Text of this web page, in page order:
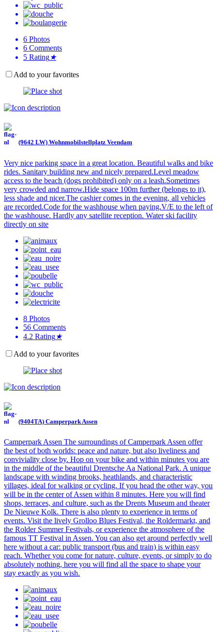
6 Photos
6 Comments
5 Rating★
Add to your favorites
(9642 LW) Wohnmobilstellplatz Veendam
Very nice parking space in a great location. Beautiful walks and bike
rides. Sanitary building new and nicely prepared.Level meadow
access to the beach (dogs prohibited) only on a leash.Sometimes
very crowded and narrow.Hide space 100m further (belongs to it),
less shade and nicer.The cashier comes in the evening, all vehicles
are recorded.Code for the washhouse when paying.V/E to the left of
the washhouse. Hardly any satellite reception. Water ski facility
directly on site
8 Photos
56 Comments
4.2 Rating★
Add to your favorites
(9404TA) Camperpark Assen
Camperpark Assen The surroundings of Camperpark Assen offer
the best of both worlds: peace and nature, but also liveliness and
conviviality close by. Hop on your bike and within minutes you are
in the middle of the beautiful Drentsche Aa National Park. A unique
landscape with winding brooks, heathlands, and characteristic
villages, ideal for walking or cycling. If you head the other way, you
will be in the center of Assen within 8 minutes. Here you will find
shops, terraces, and culture, such as the Drents Museum and theater
De Nieuwe Kolk. There is also plenty to experience in terms of
events. Visit the lively Grolloo Blues Festival, the Roldermarkt, and
the Rolder Summer Festivals, or experience the atmosphere of the
famous TT Festival in Assen. You can also get around perfectly well
here without a car: public transport (bus and train) is within easy
reach. Whether you come for nature, culture, events, or simply to do
absolutely nothing, here you will find all the space to shape your
stay exactly as you wish.